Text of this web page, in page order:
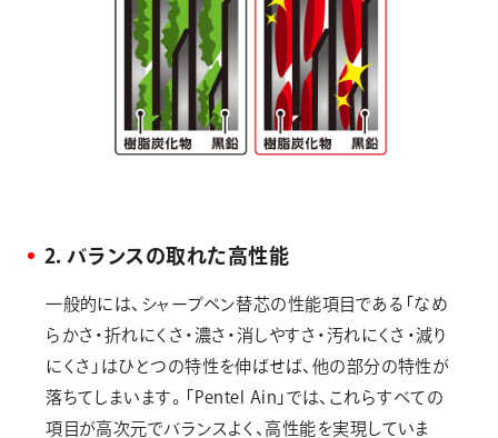
2. バランスの取れた高性能
一般的には、シャープペン替芯の性能項目である「なめ
らかさ・折れにくさ・濃さ・消しやすさ・汚れにくさ・減り
にくさ」はひとつの特性を伸ばせば、他の部分の特性が
落ちてしまいます。「Pentel Ain」では、これらすべての
項目が高次元でバランスよく、高性能を実現していま